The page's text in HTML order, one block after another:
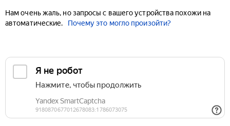
Нам очень жаль, но запросы с вашего устройства похожи на
автоматические.
Почему это могло произойти?